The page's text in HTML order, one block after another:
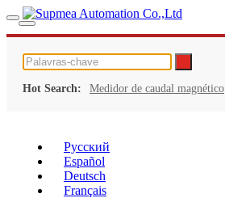
Hot Search: Medidor de caudal magnético
Русский
Español
Deutsch
Français